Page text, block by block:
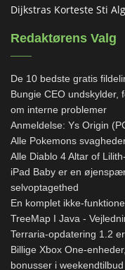
Dijkstras Korteste Sti
Redaktørens Valg
De 10 bedste gratis
Bungie CEO undskylder,
om interne problemer
Anmeldelse: Ys Origin
Alle Pokemons
Alle Diablo 4 Altar of
iPad Baby er en
selvoptagethed
En komplet ikke-
TreeMap I Java -
Terraria-opdatering 1.2
Billige Xbox One-
bonusser i weekendtilbud